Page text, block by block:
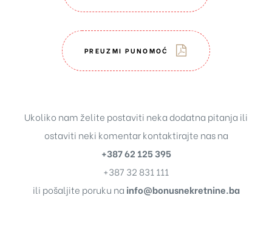
PREUZMI PUNOMOĆ
Ukoliko nam želite postaviti neka dodatna pitanja ili
ostaviti neki komentar kontaktirajte nas na
+387 62 125 395
+387 32 831 111
ili pošaljite poruku na info@bonusnekretnine.ba